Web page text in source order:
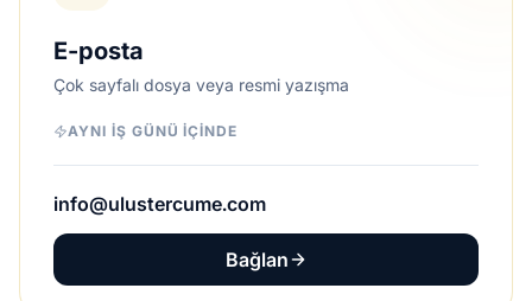
E-posta
Çok sayfalı dosya veya resmi yazışma
AYNI IŞ GÜNÜ IÇINDE
info@ulustercume.com
Bağlan